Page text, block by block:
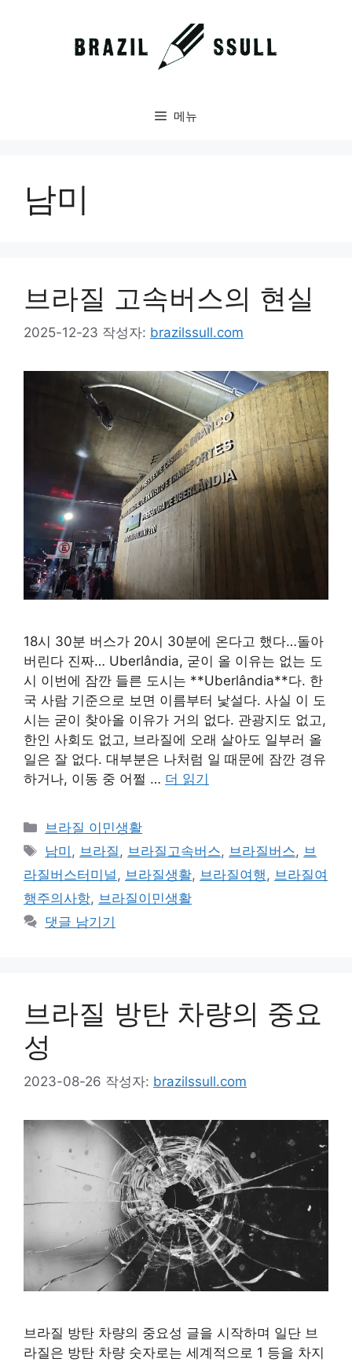
메뉴
남미
브라질 고속버스의 현실
2025-12-23 작성자: brazilssull.com
18시 30분 버스가 20시 30분에 온다고 했다…돌아
버린다 진짜… Uberlândia, 굳이 올 이유는 없는 도
시 이번에 잠깐 들른 도시는 **Uberlândia**다. 한
국 사람 기준으로 보면 이름부터 낯설다. 사실 이 도
시는 굳이 찾아올 이유가 거의 없다. 관광지도 없고,
한인 사회도 없고, 브라질에 오래 살아도 일부러 올
일은 잘 없다. 대부분은 나처럼 일 때문에 잠깐 경유
하거나, 이동 중 어쩔 … 더 읽기
카
테
리
브라질 이민생활
태
그
남미 , 브라질, 브라질고속버스, 브라질버스, 브
라질버스터미널, 브라질생활, 브라질여행, 브라질여
행주의사항, 브라질이민생활
댓글 남기기
브라질 방탄 차량의 중요
성
2023-08-26 작성자: brazilssull.com
브라질 방탄 차량의 중요성 글을 시작하며 일단 브
라질은 방탄 차량 숫자로는 세계적으로 1 등을 차지